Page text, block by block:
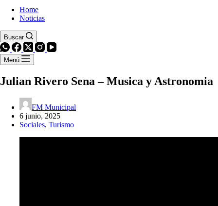
Home
Noticias
Buscar
Menú
Julian Rivero Sena – Musica y Astronomia
FM Municipal
6 junio, 2025
Sociales, Turismo